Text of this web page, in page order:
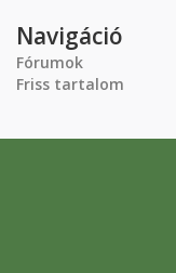
Navigáció
Fórumok
Friss tartalom